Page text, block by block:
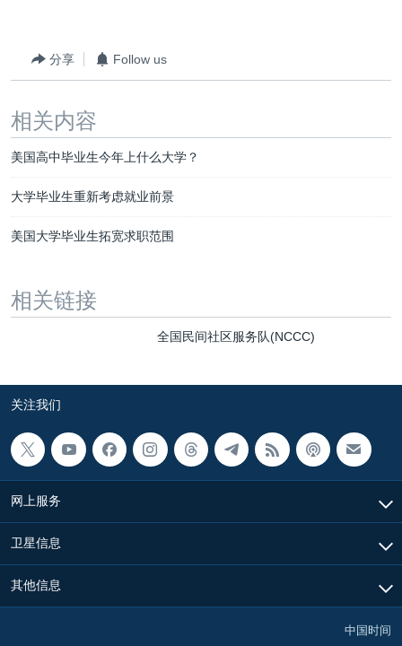
分享 Follow us
相关内容
美国高中毕业生今年上什么大学？
大学毕业生重新考虑就业前景
美国大学毕业生拓宽求职范围
相关链接
全国民间社区服务队(NCCC)
关注我们
网上服务
卫星信息
其他信息
中国时间